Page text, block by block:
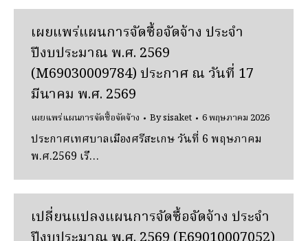
เผยแพร่แผนการจัดซื้อจัดจ้าง ประจํา
ปีงบประมาณ พ.ศ. 2569
(M69030009784) ประกาศ ณ วันที่ 17
มีนาคม พ.ศ. 2569
เผยแพร่แผนการจัดซื้อจัดจ้าง Bysisaket 6 พฤษภาคม 2026
ประกาศเทศบาลเมืองศรีสะเกษ วันที่ 6 พฤษภาคม
พ.ศ.2569 เรื…
เปลี่ยนแปลงแผนการจัดซื้อจัดจ้าง ประจํา